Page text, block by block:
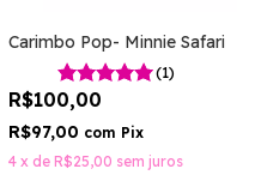
Carimbo Pop- Minnie Safari
(1)
R$100,00
R$97,00 com Pix
4 x de R$25,00 sem juros